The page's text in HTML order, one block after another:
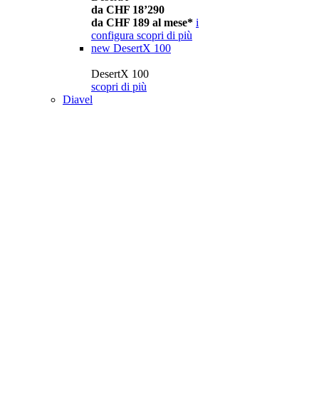
da CHF 18’290
da CHF 189 al mese* i
configura scopri di più
new DesertX 100
DesertX 100
scopri di più
Diavel